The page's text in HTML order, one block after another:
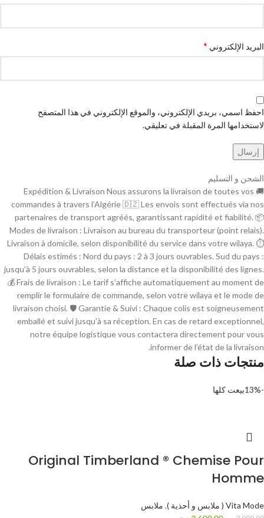
البريد الإلكتروني *
احفظ اسمي، بريدي الإلكتروني، والموقع الإلكتروني في هذا المتصفح
لاستخدامها المرة المقبلة في تعليقي.
الشحن و التسليم
🚚 Expédition & Livraison Nous assurons la livraison de toutes vos
commandes à travers l’Algérie 🇩🇿 Les envois sont effectués via nos
partenaires de transport agréés, garantissant rapidité et fiabilité. 📦
Modes de livraison : Livraison au bureau du transporteur (point relais).
Livraison à domicile, selon disponibilité du service dans votre wilaya. ⏱
Délais estimés : Nord du pays : 2 à 3 jours ouvrables. Sud du pays :
jusqu’à 5 jours ouvrables, selon la distance et la disponibilité des lignes.
💰 Frais de livraison : Le tarif s’affiche automatiquement au moment de
remplir le formulaire de commande, selon votre wilaya et le mode de
livraison choisi. 🛡 Garantie & Suivi : Chaque colis est soigneusement
emballé et suivi jusqu’à sa réception. En cas de retard exceptionnel,
notre équipe logistique vous contactera directement pour vous
informer de l’état de la livraison.
منتجات ذات صلة
-13% بيعت كلها
Original Timberland ® Chemise Pour
Homme
Vita Mode ( ملابس و أحذية ) , ملابس